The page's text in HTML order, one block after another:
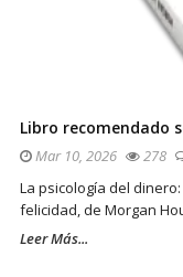
Libro recomendado
Mar 10, 2026 278
La psicología del
felicidad, de Morgan
Leer Más...